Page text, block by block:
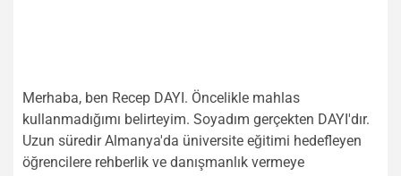
Merhaba, ben Recep DAYI. Öncelikle mahlas
kullanmadığımı belirteyim. Soyadım gerçekten DAYI'dır.
Uzun süredir Almanya'da üniversite eğitimi hedefleyen
öğrencilere rehberlik ve danışmanlık vermeye